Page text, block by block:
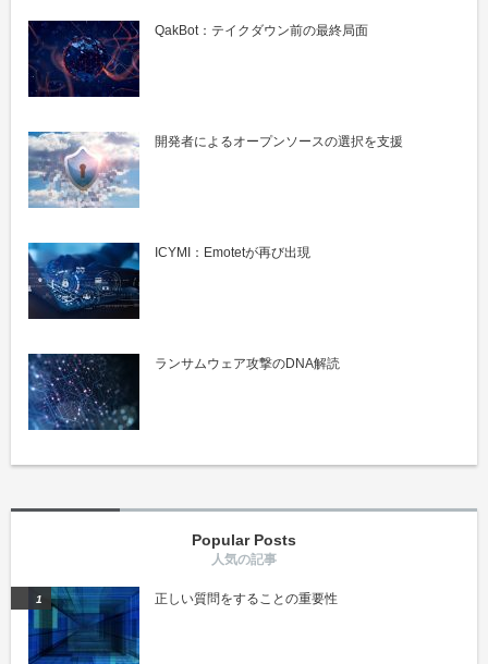
QakBot：テイクダウン前の最終局面
開発者によるオープンソースの選択を支援
ICYMI：Emotetが再び出現
ランサムウェア攻撃のDNA解読
Popular Posts
正しい質問をすることの重要性